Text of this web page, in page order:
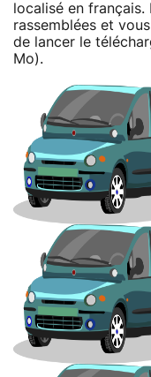
localisé en
rassemblées et
de lancer le
Mo).